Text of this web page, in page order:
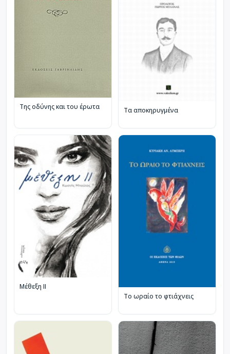
Της οδύνης και του έρωτα Τα αποκηρυγμένα
Μέθεξη II
Το ωραίο το φτιάχνεις